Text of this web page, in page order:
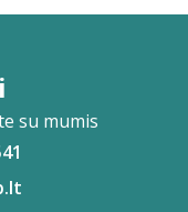
su mumis